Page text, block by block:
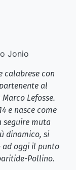
Jonio
calabrese con
al
Lefosse.
e nasce come
seguire muta
dinamico, si
ad oggi il punto
Pollino.